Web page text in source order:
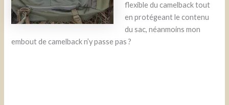
flexible du camelback tout
en protégeant le contenu
du sac, néanmoins mon
embout de camelback n’y passe pas ?